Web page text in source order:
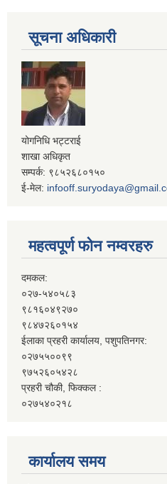
सूचना अधिकारी
योगनिधि भट्टराई
शाखा अधिकृत
सम्पर्क: ९८५२६८०१५०
ई-मेल:
महत्वपूर्ण फोन नम्वरहरु
दमकल:
०२७-५४०५८३
९८१६०४९२७०
९८४७२६०१५४
ईलाका प्रहरी कार्यालय, पशुपतिनगर:
०२७५५००९९
९७५२६०५४२८
प्रहरी चौकी, फिक्कल :
०२७५४०२१८
कार्यालय समय